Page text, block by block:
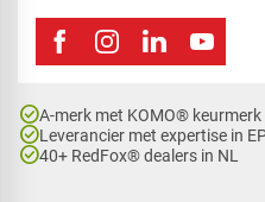
check_circleA-merk met KOMO® keurmerk
check_circleLeverancier met expertise in
check_circle40+ RedFox® dealers in NL